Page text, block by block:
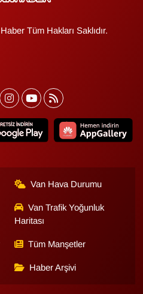
Tüm Hakları Saklıdır.
Van Hava Durumu
Van Trafik Yoğunluk
Haritası
Tüm Manşetler
Haber Arşivi